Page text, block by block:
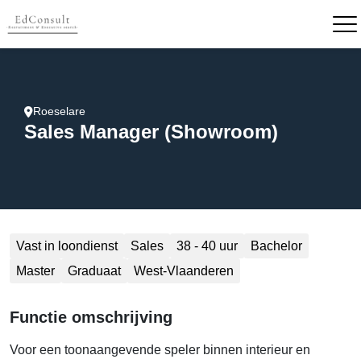
Roeselare
Sales Manager (Showroom)
Vast in loondienst Sales 38 - 40 uur
Bachelor
Master
Graduaat West-Vlaanderen
Functie omschrijving
Voor een toonaangevende speler binnen interieur en